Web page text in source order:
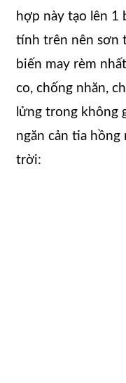
hợp này tạo lên 1
tính trên nên sơn
biến may rèm
co, chống nhăn,
lửng trong không
ngăn cản tia hồng
trời: